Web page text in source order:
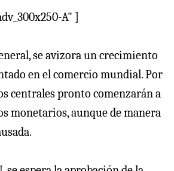
A" ]
se avizora un crecimiento
en el comercio mundial. Por
centrales pronto comenzarán a
monetarios, aunque de manera